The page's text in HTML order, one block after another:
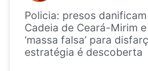
Policia: presos
Cadeia de Ceará-Mirim
‘massa falsa’ para
estratégia é descoberta